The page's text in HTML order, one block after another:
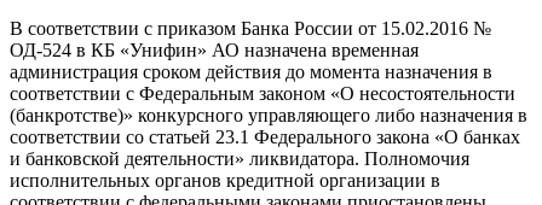
В соответствии с приказом Банка России от 15.02.2016 №
ОД-524 в КБ «Унифин» АО назначена временная
администрация сроком действия до момента назначения в
соответствии с Федеральным законом «О несостоятельности
(банкротстве)» конкурсного управляющего либо назначения в
соответствии со статьей 23.1 Федерального закона «О банках
и банковской деятельности» ликвидатора. Полномочия
исполнительных органов кредитной организации в